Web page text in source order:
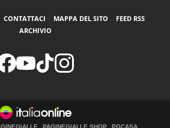
CONTATTACI MAPPA DEL SITO
FEED RSS
ARCHIVIO